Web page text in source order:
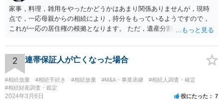
家事，料理，雑用をやったかどうかはあまり関係ありませんが，現時
点で，一応母親からの相続により，持分をもっているようですので，
これが一応の居住権の根拠となります。 ただ，遺産分割により，母の
2 連帯保証人が亡くなった場合
#相続放棄 #相続手続き #相続放棄 #M&A・事業承継
#相続人調査・確定
#相続財産調査・鑑定
2024年3月6日 役にたった 7